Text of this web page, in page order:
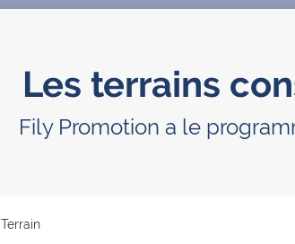
Les terrains
Fily Promotion a le
Terrain